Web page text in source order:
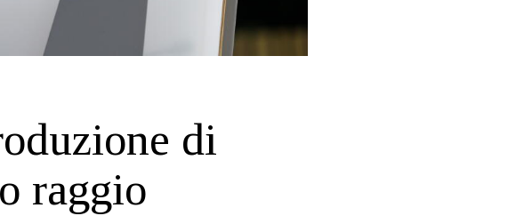
di
raggio